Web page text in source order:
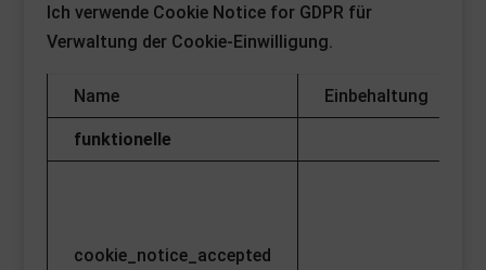
Ich verwende Cookie Notice for GDPR für
Verwaltung der Cookie-Einwilligung.
Name Einbehaltung
funktionelle
cookie_notice_accepted